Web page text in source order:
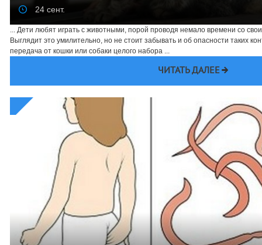
24 сент.
... Дети любят играть с животными, порой проводя немало времени со
Выглядит это умилительно, но не стоит забывать и об опасности таких
передача от кошки или собаки целого набора ...
ЧИТАТЬ ДАЛЕЕ